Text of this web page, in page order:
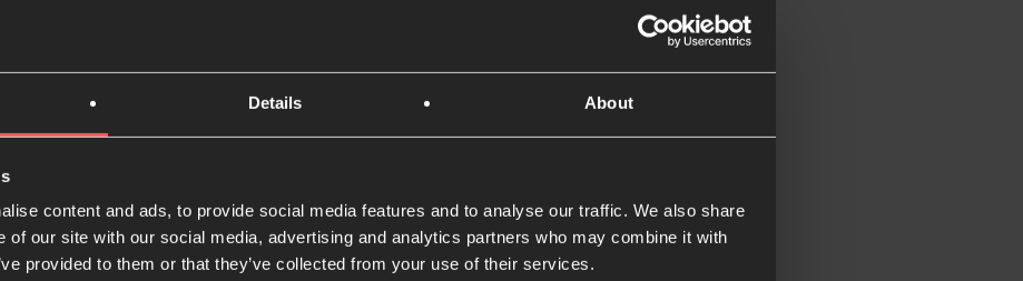
Details About
content and ads, to provide social media features and to analyse our traffic. We also share
of our site with our social media, advertising and analytics partners who may combine it with
provided to them or that they’ve collected from your use of their services.
Cuaresma con Lectio
365
gratuita para ayudarte a orar la Biblia cada día.
Durante esta Cuaresma, la serie «Paisajes de
Cuaresma» trata sobre las historias de personajes y